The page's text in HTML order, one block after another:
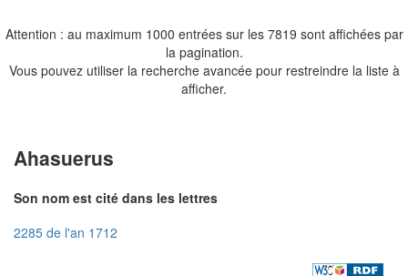
Attention : au maximum 1000 entrées sur les 7819 sont affichées par
la pagination.
Vous pouvez utiliser la recherche avancée pour restreindre la liste à
afficher.
Ahasuerus
Son nom est cité dans les lettres
2285 de l'an 1712